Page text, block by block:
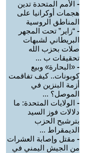
- الأمم المتحدة تدين
هجمات أوكرانيا على
المناطق الروسية
- “زاير” تحت المجهر
البريطاني لشبهات
صلات بحزب الله
تحقيقات ب ...
- «البحارة» وبيع
كوبونات.. كيف تفاقمت
أزمة البنزين في
الموصل؟ ...
- الولايات المتحدة: ما
دلالات فوز السيد
بترشيح الحزب
الديمقراط ...
- مقتل وإصابة العشرات
من الجيش اليمني في